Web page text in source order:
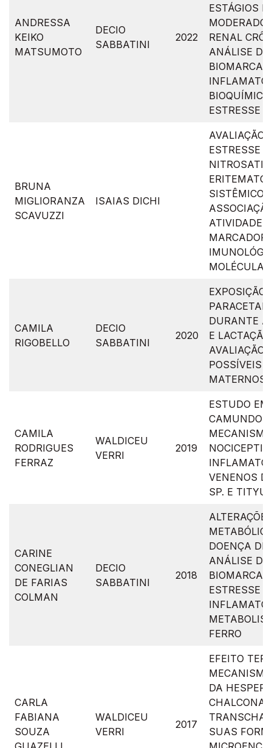
ANDRESSA
KEIKO
MATSUMOTO
DECIO
SABBATINI
2022
ESTÁGIOS
MODERADO
RENAL
ANÁLISE
ESTRESSE
BRUNA
MIGLIORANZA
SCAVUZZI
ISAIAS DICHI
AVALIAÇÃO
ESTRESSE
SISTÊMICO:
ATIVIDADE
CAMILA
RIGOBELLO
DECIO
SABBATINI
2020
EXPOSIÇÃO
DURANTE A
E
AVALIAÇÃO
POSSÍVEIS
MATERNOS
CAMILA
RODRIGUES
FERRAZ
WALDICEU
VERRI
2019
ESTUDO EM
VENENOS
SP. E
CARINE
CONEGLIAN
DE FARIAS
COLMAN
DECIO
SABBATINI
2018
DOENÇA DE
ANÁLISE DE
ESTRESSE
FERRO
CARLA
FABIANA
SOUZA
WALDICEU
VERRI
2017
EFEITO
DA
CHALCONA,
SUAS